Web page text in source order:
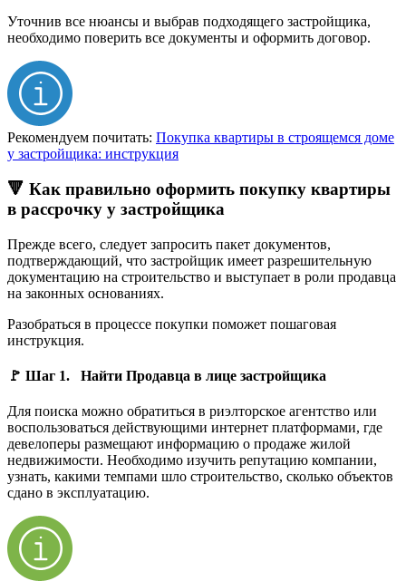
Уточнив все нюансы и выбрав подходящего застройщика,
необходимо поверить все документы и оформить договор.
Рекомендуем почитать: Покупка квартиры в строящемся доме
у застройщика: инструкция
🔻 Как правильно оформить покупку квартиры
в рассрочку у застройщика
Прежде всего, следует запросить пакет документов,
подтверждающий, что застройщик имеет разрешительную
документацию на строительство и выступает в роли продавца
на законных основаниях.
Разобраться в процессе покупки поможет пошаговая
инструкция.
🚩 Шаг 1. Найти Продавца в лице застройщика
Для поиска можно обратиться в риэлторское агентство или
воспользоваться действующими интернет платформами, где
девелоперы размещают информацию о продаже жилой
недвижимости. Необходимо изучить репутацию компании,
узнать, какими темпами шло строительство, сколько объектов
сдано в эксплуатацию.